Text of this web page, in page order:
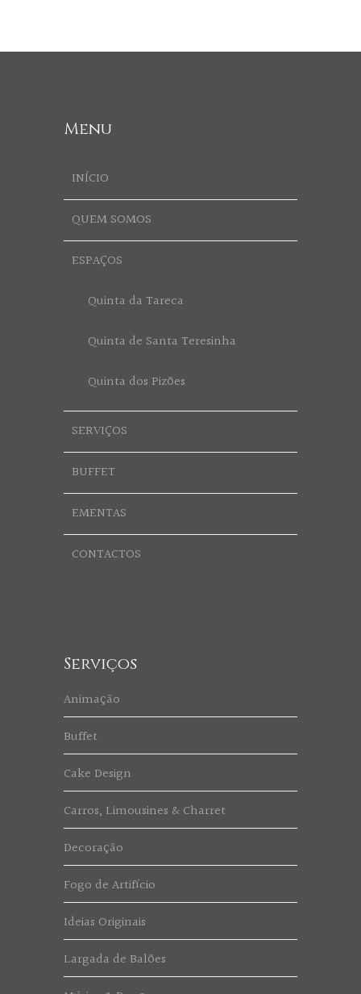
Menu
INÍCIO
QUEM SOMOS
ESPAÇOS
Quinta da Tareca
Quinta de Santa Teresinha
Quinta dos Pizões
SERVIÇOS
BUFFET
EMENTAS
CONTACTOS
Serviços
Animação
Buffet
Cake Design
Carros, Limousines & Charret
Decoração
Fogo de Artifício
Ideias Originais
Largada de Balões